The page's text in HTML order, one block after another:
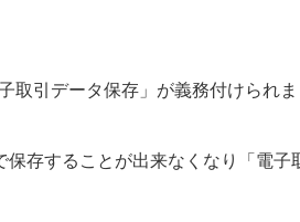
引データ保存」が義務付けられま
存することが出来なくなり「電子